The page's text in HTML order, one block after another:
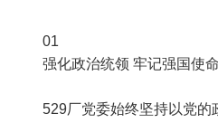
01
强化政治统领 牢记强国使命
529厂党委始终坚持以党的